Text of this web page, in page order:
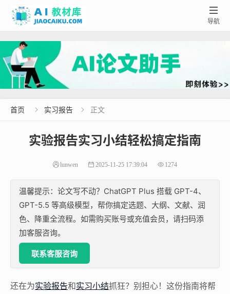

导航
首页  实习报告  正文
实验报告实习小结轻松搞定指南
lunwen 2025-11-25 17:39:04 1274
温馨提示：论文写不动？ChatGPT Plus 搭载 GPT-4、
GPT-5.5 等高级模型，帮你搞定选题、大纲、文献、润
色、降重全流程。如需购买账号或充值会员，请扫码添
加客服咨询。
联系客服咨询
还在为实验报告和实习小结抓狂？别担心！这份指南将帮